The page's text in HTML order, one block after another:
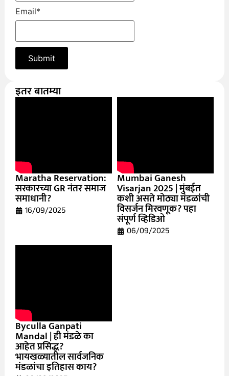
Email*
इतर बातम्या
Maratha Reservation:
सरकारच्या GR नंतर समाज
समाधानी?
16/09/2025
Mumbai Ganesh
Visarjan 2025 | मुंबईत
कशी असते मोठ्या मंडळांची
विसर्जन मिरवणूक? पहा
संपूर्ण व्हिडिओ
06/09/2025
Byculla Ganpati
Mandal | ही मंडळे का
आहेत प्रसिद्ध?
भायखळ्यातील सार्वजनिक
मंडळांचा इतिहास काय?